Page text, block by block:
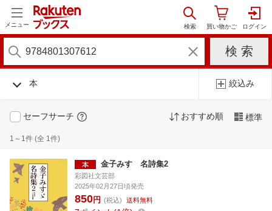
メニュー
本 絞込み
セーフサーチ おすすめ順 標準
1～1件 (全 1件)
金子みすゞ名詩集2
彩図社文芸部
2025年02月27日頃発売
850円 (税込) 送料無料